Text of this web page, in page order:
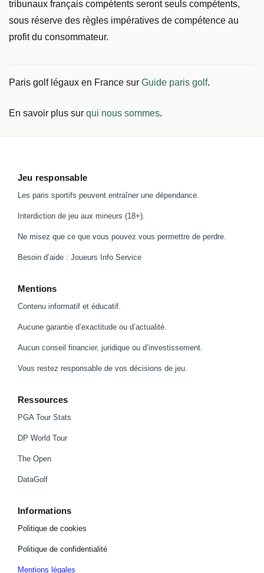
tribunaux français compétents seront seuls compétents,
sous réserve des règles impératives de compétence au
profit du consommateur.
Paris golf légaux en France sur Guide paris golf.
En savoir plus sur qui nous sommes.
Jeu responsable
Les paris sportifs peuvent entraîner une dépendance.
Interdiction de jeu aux mineurs (18+).
Ne misez que ce que vous pouvez vous permettre de perdre.
Besoin d’aide : Joueurs Info Service
Mentions
Contenu informatif et éducatif.
Aucune garantie d’exactitude ou d’actualité.
Aucun conseil financier, juridique ou d’investissement.
Vous restez responsable de vos décisions de jeu.
Ressources
PGA Tour Stats
DP World Tour
The Open
DataGolf
Informations
Politique de cookies
Politique de confidentialité
Mentions légales